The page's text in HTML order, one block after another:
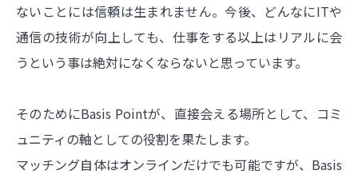
ないことには信頼は生まれません。今後、どんなにITや
通信の技術が向上しても、仕事をする以上はリアルに会
うという事は絶対になくならないと思っています。
そのためにBasis Pointが、直接会える場所として、コミ
ュニティの軸としての役割を果たします。
マッチング自体はオンラインだけでも可能ですが、Basis